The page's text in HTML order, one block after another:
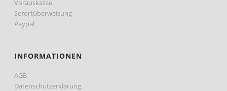
Vorauskasse
Sofortüberweisung
Paypal
INFORMATIONEN
AGB
Datenschutzerklärung